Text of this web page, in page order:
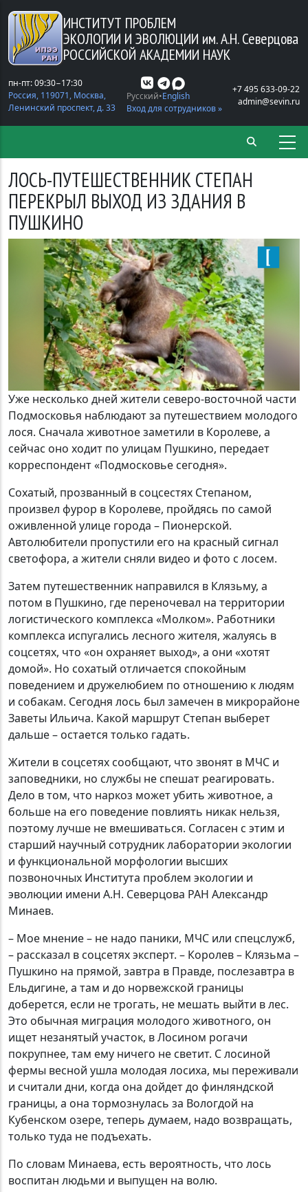
Перейти к основному содержанию
ИНСТИТУТ ПРОБЛЕМ
ЭКОЛОГИИ И ЭВОЛЮЦИИ им. А.Н. Северцова
РОССИЙСКОЙ АКАДЕМИИ НАУК
пн-пт: 09:30−17:30
Россия, 119071, Москва,
Ленинский проспект, д. 33
Русский English
Вход для сотрудников »
+7 495 633-09-22
admin@sevin.ru
ЛОСЬ-ПУТЕШЕСТВЕННИК СТЕПАН
ПЕРЕКРЫЛ ВЫХОД ИЗ ЗДАНИЯ В
ПУШКИНО
Уже несколько дней жители северо-восточной части
Подмосковья наблюдают за путешествием молодого
лося. Сначала животное заметили в Королеве, а
сейчас оно ходит по улицам Пушкино, передает
корреспондент «Подмосковье сегодня».
Сохатый, прозванный в соцсестях Степаном,
произвел фурор в Королеве, пройдясь по самой
оживленной улице города – Пионерской.
Автолюбители пропустили его на красный сигнал
светофора, а жители сняли видео и фото с лосем.
Затем путешественник направился в Клязьму, а
потом в Пушкино, где переночевал на территории
логистического комплекса «Молком». Работники
комплекса испугались лесного жителя, жалуясь в
соцсетях, что «он охраняет выход», а они «хотят
домой». Но сохатый отличается спокойным
поведением и дружелюбием по отношению к людям
и собакам. Сегодня лось был замечен в микрорайоне
Заветы Ильича. Какой маршрут Степан выберет
дальше – остается только гадать.
Жители в соцсетях сообщают, что звонят в МЧС и
заповедники, но службы не спешат реагировать.
Дело в том, что наркоз может убить животное, а
больше на его поведение повлиять никак нельзя,
поэтому лучше не вмешиваться. Согласен с этим и
старший научный сотрудник лаборатории экологии
и функциональной морфологии высших
позвоночных Института проблем экологии и
эволюции имени А.Н. Северцова РАН Александр
Минаев.
– Мое мнение – не надо паники, МЧС или спецслужб,
– рассказал в соцсетях эксперт. – Королев – Клязьма –
Пушкино на прямой, завтра в Правде, послезавтра в
Ельдигине, а там и до норвежской границы
доберется, если не трогать, не мешать выйти в лес.
Это обычная миграция молодого животного, он
ищет незанятый участок, в Лосином рогачи
покрупнее, там ему ничего не светит. С лосиной
фермы весной ушла молодая лосиха, мы переживали
и считали дни, когда она дойдет до финляндской
границы, а она тормознулась за Вологдой на
Кубенском озере, теперь думаем, надо возвращать,
только туда не подъехать.
По словам Минаева, есть вероятность, что лось
воспитан людьми и выпущен на волю.